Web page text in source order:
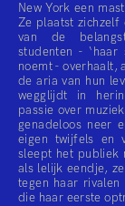
New York een
Ze plaatst zichzelf
van de
studenten - ‘haar
noemt - overhaalt,
de aria van hun
wegglijdt in
passie over
genadeloos neer
eigen twijfels en
sleept het publiek
als lelijk eendje,
tegen haar rivalen
die haar eerste